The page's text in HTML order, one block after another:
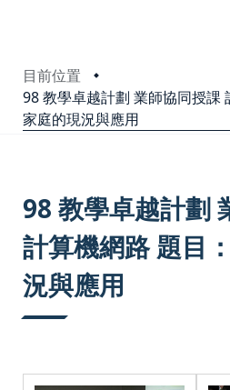
目前位置
98 教學卓越計劃 業師協同授
家庭的現況與應用
98 教學卓越計劃
計算機網路 題目
況與應用